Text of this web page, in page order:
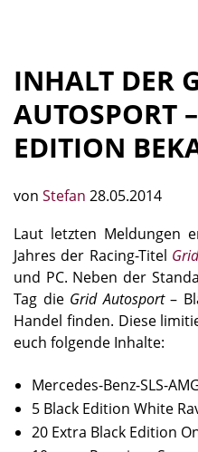
INHALT DER
AUTOSPORT
EDITION
von Stefan 28.05.2014
Laut letzten Meldungen
Jahres der Racing-Titel
und PC. Neben der
Tag die Grid Autosport–
Handel finden. Diese
euch folgende Inhalte:
Mercedes-Benz-SLS-
5 Black Edition White
20 Extra Black Edition